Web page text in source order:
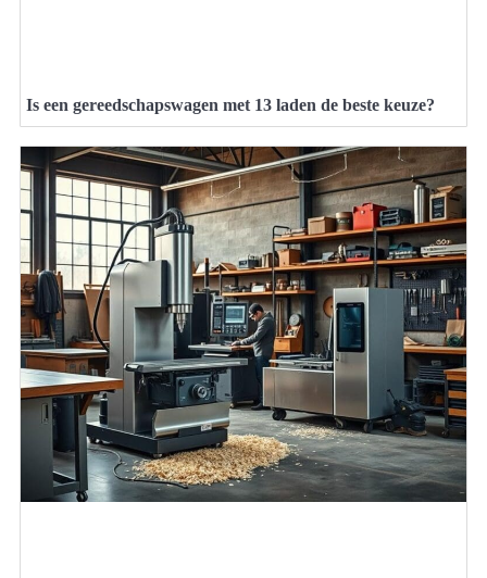
Is een gereedschapswagen met 13 laden de beste keuze?